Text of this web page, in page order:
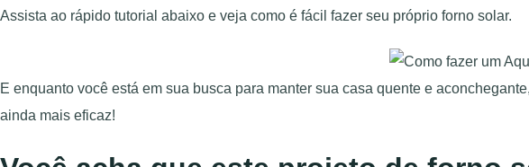
Assista ao rápido tutorial abaixo e veja como é fácil fazer seu próprio forno solar.
E enquanto você está em sua busca para manter sua casa quente e
ainda mais eficaz!